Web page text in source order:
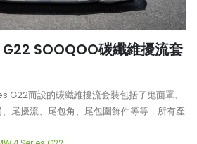
G22 SOOQOO碳纖維擾流套
而設的碳纖維擾流套裝包括了鬼面罩、
尾擾流、尾包角、尾包圍飾件等等，所有產